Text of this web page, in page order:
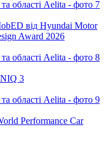
від Hyundai Motor
Award 2026
3
Performance Car